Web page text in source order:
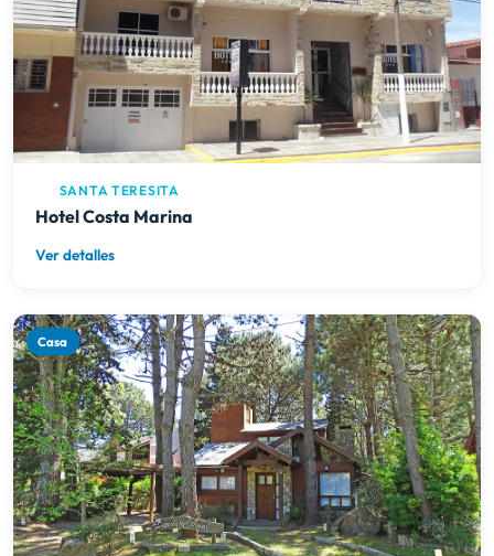
SANTA TERESITA
Hotel Costa Marina
Ver detalles
Casa